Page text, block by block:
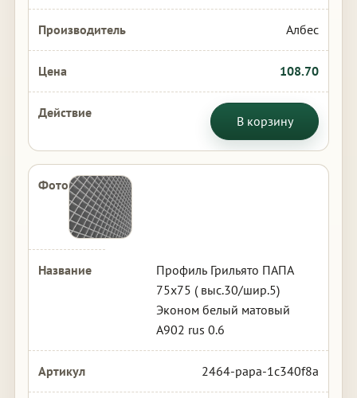
Албес
108.70
В корзину
Профиль Грильято ПАПА
75х75 ( выс.30/шир.5)
Эконом белый матовый
А902 rus 0.6
2464-papa-1c340f8a